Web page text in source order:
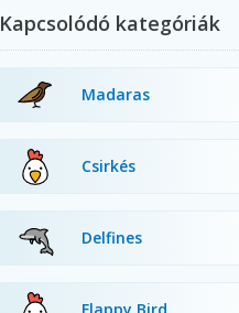
Kapcsolódó kategóriák
Madaras
Csirkés
Delfines